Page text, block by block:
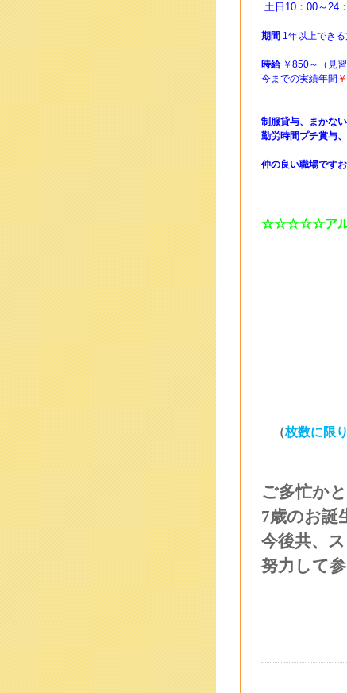
土日10：00～24
期間 1年以上でき
時給￥850～（見習
今までの実績年間
制服貸与、まかな
勤労時間プチ賞与
仲の良い職場です
☆☆☆☆☆アル
（枚数に限
ご多忙か
7歳のお誕
今後共、
努力して